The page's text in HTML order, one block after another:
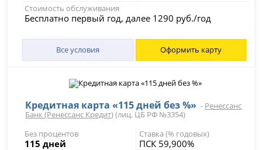
Стоимость обслуживания
Бесплатно первый год, далее 1290 руб./год
Все условия Оформить карту
Кредитная карта «115 дней без %» - Ренессанс
Банк (Ренессанс Кредит)(лиц. ЦБ РФ №3354)
Без процентов
115 дней
Ставка (% годовых)
ПСК 59,900%